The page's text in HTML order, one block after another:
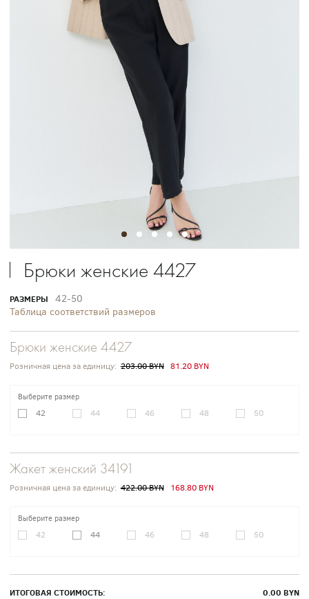
Брюки женские 4427
РАЗМЕРЫ
42-50
Таблица соответствий размеров
Брюки женские 4427
Розничная цена за единицу: 203.00 BYN 81.20 BYN
Выберите размер
42 44 46 48 50
Жакет женский 34191
Розничная цена за единицу: 422.00 BYN 168.80 BYN
Выберите размер
42 44 46 48 50
ИТОГОВАЯ СТОИМОСТЬ: 0.00 BYN